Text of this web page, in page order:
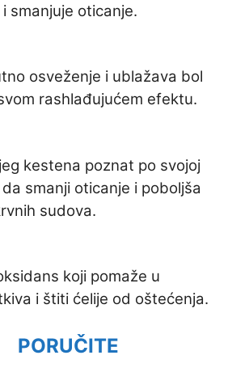
smanjuje oticanje.
osveženje i ublažava bol
rashlađujućem efektu.
kestena poznat po svojoj
smanji oticanje i poboljša
sudova.
koji pomaže u
i štiti ćelije od oštećenja.
PORUČITE